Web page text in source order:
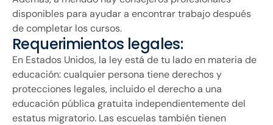
disponibles para ayudar a encontrar trabajo después
de completar los cursos.
Requerimientos legales:
En Estados Unidos, la ley está de tu lado en materia de
educación: cualquier persona tiene derechos y
protecciones legales, incluido el derecho a una
educación pública gratuita independientemente del
estatus migratorio. Las escuelas también tienen